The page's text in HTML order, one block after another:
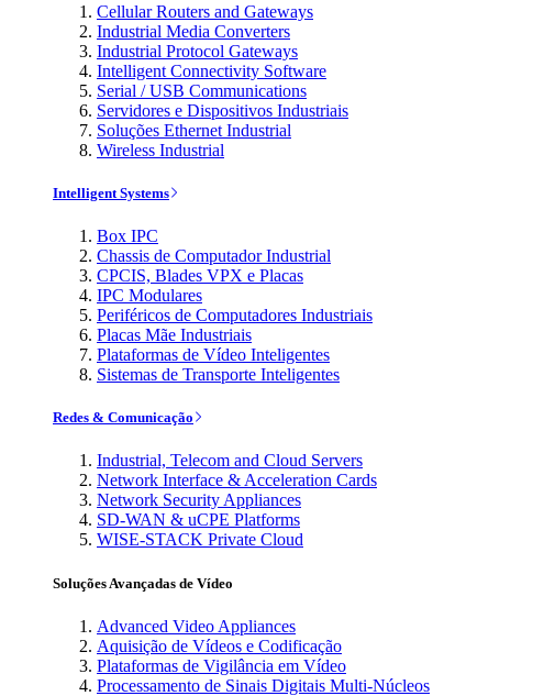
Cellular Routers and Gateways
Industrial Media Converters
Industrial Protocol Gateways
Intelligent Connectivity Software
Serial / USB Communications
Servidores e Dispositivos Industriais
Soluções Ethernet Industrial
Wireless Industrial
Intelligent Systems
Box IPC
Chassis de Computador Industrial
CPCIS, Blades VPX e Placas
IPC Modulares
Periféricos de Computadores Industriais
Placas Mãe Industriais
Plataformas de Vídeo Inteligentes
Sistemas de Transporte Inteligentes
Redes & Comunicação
Industrial, Telecom and Cloud Servers
Network Interface & Acceleration Cards
Network Security Appliances
SD-WAN & uCPE Platforms
WISE-STACK Private Cloud
Soluções Avançadas de Vídeo
Advanced Video Appliances
Aquisição de Vídeos e Codificação
Plataformas de Vigilância em Vídeo
Processamento de Sinais Digitais Multi-Núcleos